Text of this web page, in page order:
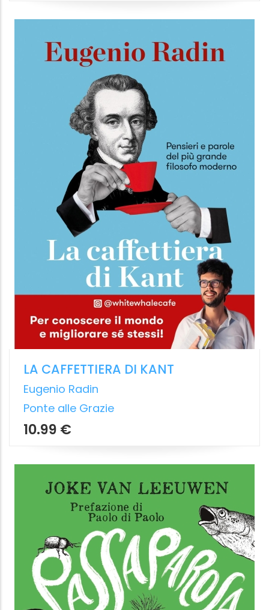
IL CORPO DELLA POLITICA
Giorgio Agamben
Bollati Boringhieri
10.99 €
IL TEMPO DELLA MUSICA
Laurence Wuidar
Marsilio
7.99 €